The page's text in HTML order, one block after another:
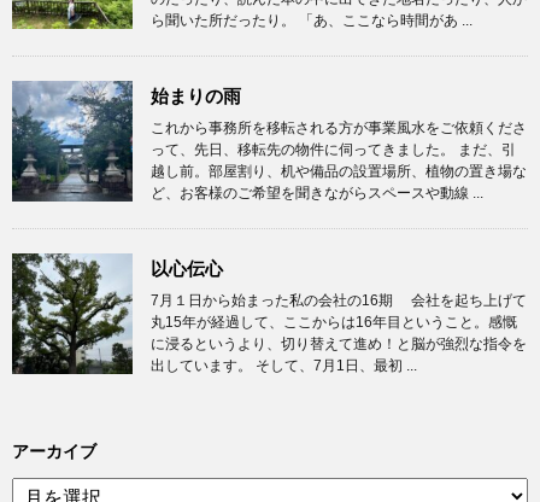
ら聞いた所だったり。 「あ、ここなら時間があ ...
始まりの雨
これから事務所を移転される方が事業風水をご依頼くださ
って、先日、移転先の物件に伺ってきました。 まだ、引
越し前。部屋割り、机や備品の設置場所、植物の置き場な
ど、お客様のご希望を聞きながらスペースや動線 ...
以心伝心
7月１日から始まった私の会社の16期 会社を起ち上げて
丸15年が経過して、ここからは16年目ということ。感慨
に浸るというより、切り替えて進め！と脳が強烈な指令を
出しています。 そして、7月1日、最初 ...
アーカイブ
ア